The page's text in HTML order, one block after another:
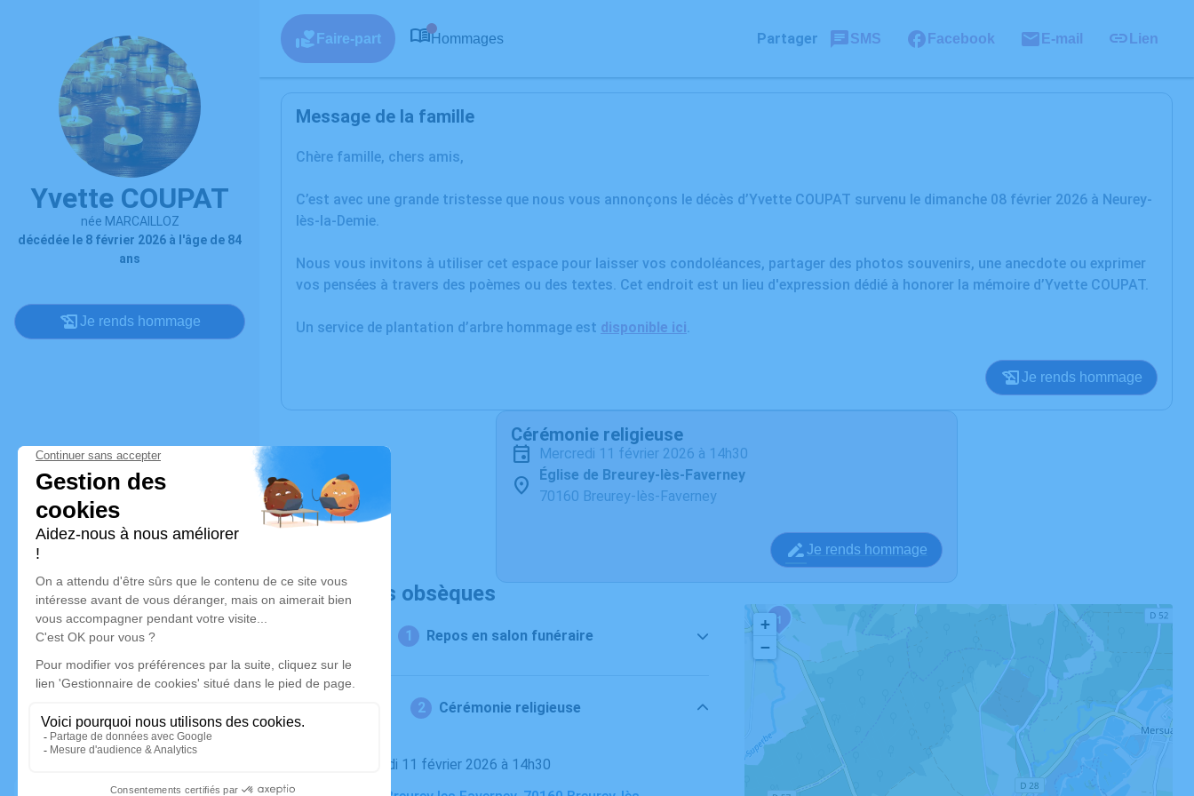
Yvette COUPAT
née MARCAILLOZ
décédée le 8 février 2026 à l'âge de 84
ans
Je rends hommage
Faire-part Hommages Partager SMS Facebook E-mail Lien
Message de la famille
Chère famille, chers amis,
C’est avec une grande tristesse que nous vous annonçons le décès d’Yvette COUPAT survenu le dimanche 08 février 2026 à Neurey-
lès-la-Demie.
Nous vous invitons à utiliser cet espace pour laisser vos condoléances, partager des photos souvenirs, une anecdote ou exprimer
vos pensées à travers des poèmes ou des textes. Cet endroit est un lieu d'expression dédié à honorer la mémoire d’Yvette COUPAT.
Un service de plantation d’arbre hommage est disponible ici.
Je rends hommage
Cérémonie religieuse
mercredi 11 février 2026 à 14h30
Église de Breurey-lès-Faverney
70160 Breurey-lès-Faverney
Je rends hommage
Déroulé des obsèques
Repos en salon funéraire
Cérémonie religieuse
Le mercredi 11 février 2026 à 14h30
1
+
−